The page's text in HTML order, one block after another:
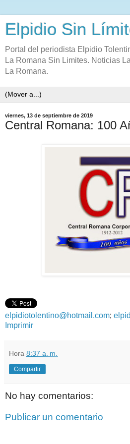
Elpidio Sin
Portal del periodista Elpidio
La Romana Sin Limites. Noticias
La Romana.
viernes, 13 de septiembre de 2019
Central Romana: 100
elpidiotolentino@hotmail.com;
Imprimir
Hora 8:37 a. m.
Compartir
No hay comentarios:
Publicar un comentario